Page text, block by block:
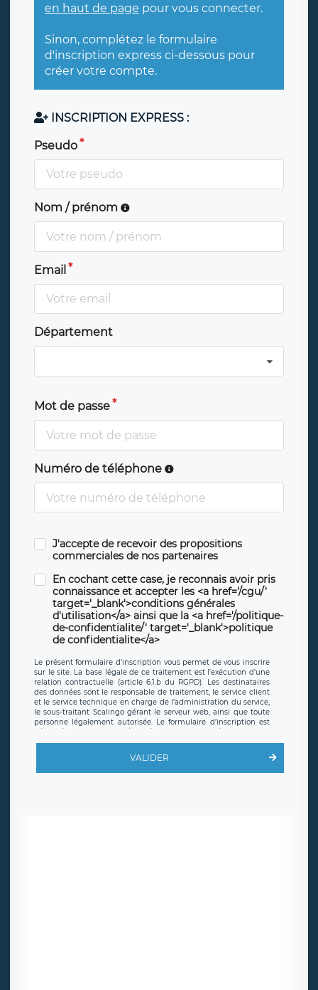
en haut de page pour vous connecter.
Sinon, complétez le formulaire
d'inscription express ci-dessous pour
créer votre compte.
INSCRIPTION EXPRESS :
Pseudo
Nom / prénom
Email
Département
Mot de passe
Numéro de téléphone
J'accepte de recevoir des propositions
commerciales de nos partenaires
En cochant cette case, je reconnais avoir pris
connaissance et accepter les <a href='/cgu/'
target='_blank'>conditions générales
d'utilisation</a> ainsi que la <a href='/politique-
de-confidentialite/' target='_blank'>politique
de confidentialite</a>
Le présent formulaire d’inscription vous permet de vous inscrire
sur le site. La base légale de ce traitement est l’exécution d’une
relation contractuelle (article 6.1.b du RGPD). Les destinataires
des données sont le responsable de traitement, le service client
et le service technique en charge de l’administration du service,
le sous-traitant Scalingo gérant le serveur web, ainsi que toute
personne légalement autorisée. Le formulaire d’inscription est
offrant desclauses de protection conformes au RGPD. Les
en sollicite la suppression, étant entendu que vous pouvez
demander la suppression de vos données et retirer votre
VALIDER